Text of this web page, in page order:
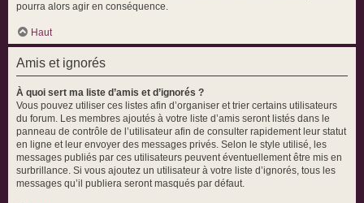
pourra alors agir en conséquence.
Haut
Amis et ignorés
À quoi sert ma liste d’amis et d’ignorés ?
Vous pouvez utiliser ces listes afin d’organiser et trier certains utilisateurs
du forum. Les membres ajoutés à votre liste d’amis seront listés dans le
panneau de contrôle de l’utilisateur afin de consulter rapidement leur statut
en ligne et leur envoyer des messages privés. Selon le style utilisé, les
messages publiés par ces utilisateurs peuvent éventuellement être mis en
surbrillance. Si vous ajoutez un utilisateur à votre liste d’ignorés, tous les
messages qu’il publiera seront masqués par défaut.